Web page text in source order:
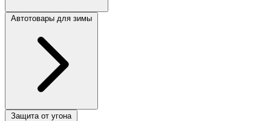
Автотовары для зимы
Защита от угона